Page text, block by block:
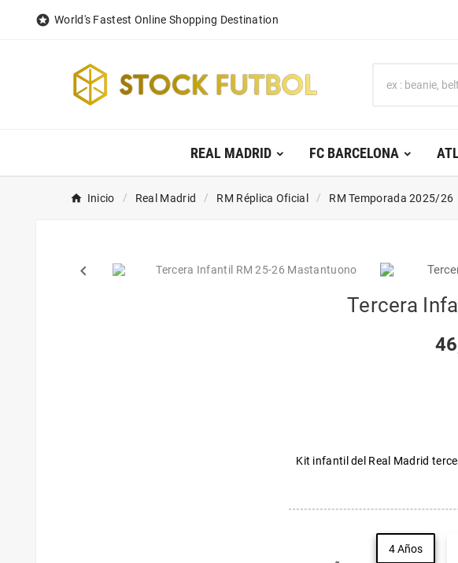
 World's Fastest Online Shopping Destination
REAL MADRID FC BARCELONA
Inicio Real Madrid RM Réplica Oficial RM Temporada 2025/26
keyboard_arrow_left
Tercera
Kit infantil del Real Madrid
4 Años